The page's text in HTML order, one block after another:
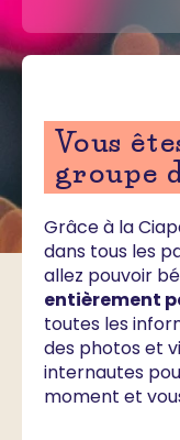
Vous
groupe
Grâce à la
dans tous les
allez pouvoir
entièrement
toutes les
des photos et
internautes
moment et